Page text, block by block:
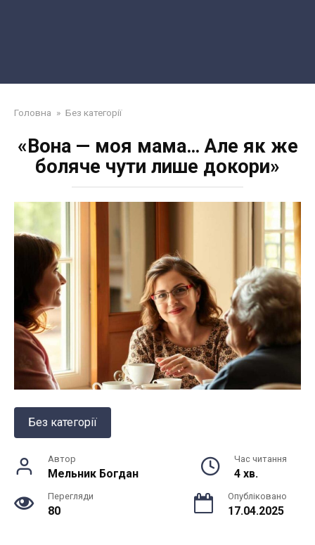
Головна » Без категорії
«Вона — моя мама… Але як же
боляче чути лише докори»
Без категорії
Автор
Мельник Богдан
Час читання
4 хв.
Перегляди
80
Опубліковано
17.04.2025